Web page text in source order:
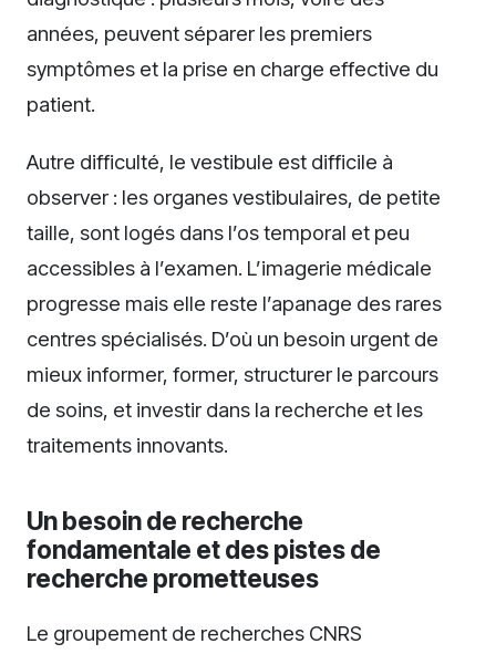
années, peuvent séparer les premiers
symptômes et la prise en charge effective du
patient.
Autre difficulté, le vestibule est difficile à
observer : les organes vestibulaires, de petite
taille, sont logés dans l’os temporal et peu
accessibles à l’examen. L’imagerie médicale
progresse mais elle reste l’apanage des rares
centres spécialisés. D’où un besoin urgent de
mieux informer, former, structurer le parcours
de soins, et investir dans la recherche et les
traitements innovants.
Un besoin de recherche
fondamentale et des pistes de
recherche prometteuses
Le groupement de recherches CNRS